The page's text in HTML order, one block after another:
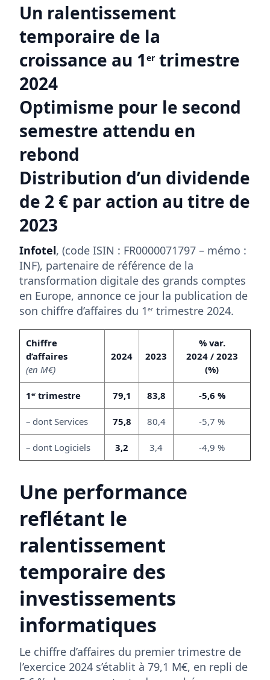
Un ralentissement
temporaire de la
croissance au 1 er trimestre
2024
Optimisme pour le second
semestre attendu en
rebond
Distribution d’un dividende
de 2 € par action au titre de
2023
Infotel, (code ISIN : FR0000071797 – mémo :
INF), partenaire de référence de la
transformation digitale des grands comptes
en Europe, annonce ce jour la publication de
son chiffre d’affaires du 1 er trimestre 2024.
Chiffre
d’affaires
(en M€)
2024 2023
% var.
2024 / 2023
(%)
1 ertrimestre 79,1 83,8 -5,6 %
– dont Services 75,8 80,4 -5,7 %
– dont Logiciels 3,2 3,4 -4,9 %
Une performance
reflétant le
ralentissement
temporaire des
investissements
informatiques
Le chiffre d’affaires du premier trimestre de
l’exercice 2024 s’établit à 79,1 M€, en repli de